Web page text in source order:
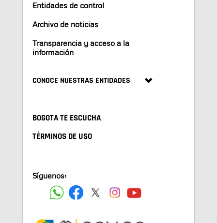
Entidades de control
Archivo de noticias
Transparencia y acceso a la
información
CONOCE NUESTRAS ENTIDADES
BOGOTA TE ESCUCHA
TÉRMINOS DE USO
Síguenos: